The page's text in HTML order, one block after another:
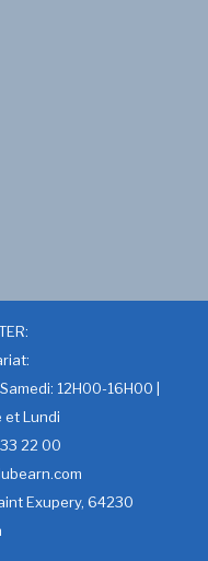
12H00-16H00 |
et Lundi
22 00
Exupery, 64230